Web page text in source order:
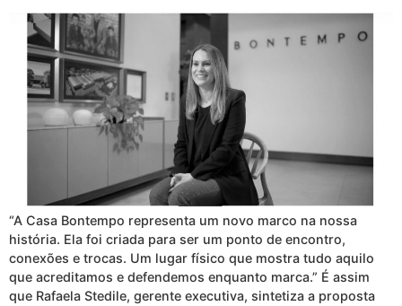
“A Casa Bontempo representa um novo marco na nossa
história. Ela foi criada para ser um ponto de encontro,
conexões e trocas. Um lugar físico que mostra tudo aquilo
que acreditamos e defendemos enquanto marca.” É assim
que Rafaela Stedile, gerente executiva, sintetiza a proposta